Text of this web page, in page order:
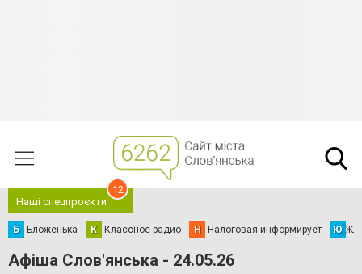
Наші спецпроєкти
12
Б Бложенька К Классное радио Н Налоговая информирует Ю
Афіша Слов'янська - 24.05.26